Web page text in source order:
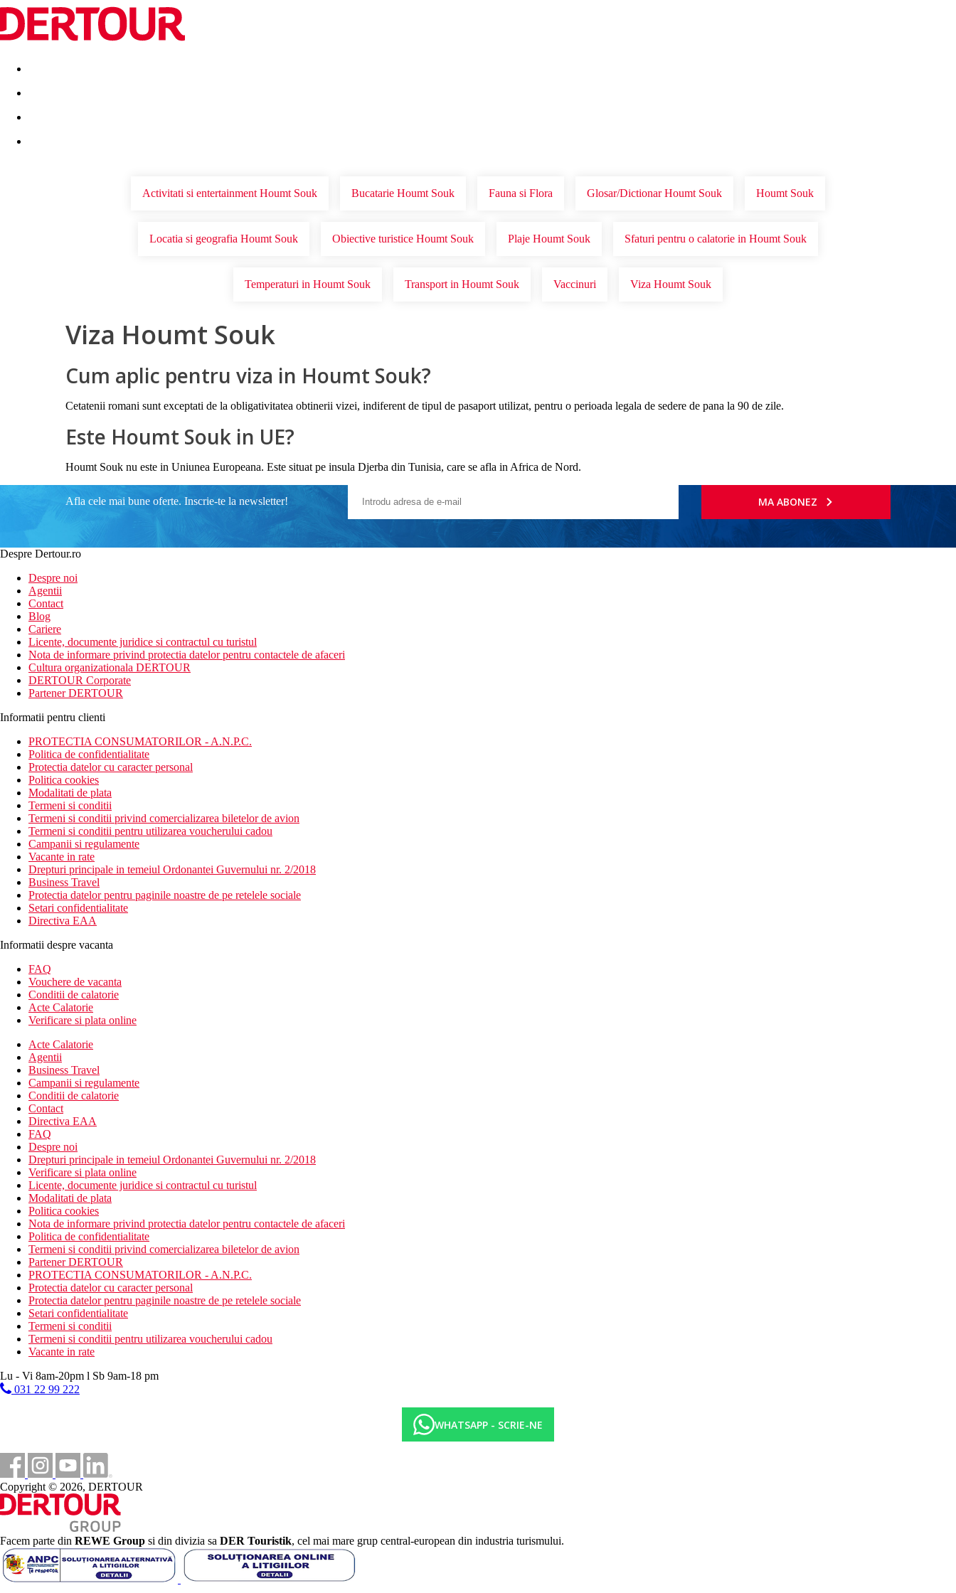
Destinatii Vacanta perfecta OFERTE DE NERATAT
Activitati si entertainment Houmt Souk Bucatarie Houmt Souk Fauna si Flora Glosar/Dictionar Houmt Souk Houmt Souk
Locatia si geografia Houmt Souk Obiective turistice Houmt Souk Plaje Houmt Souk Sfaturi pentru o calatorie in Houmt Souk
Temperaturi in Houmt Souk Transport in Houmt Souk Vaccinuri Viza Houmt Souk
Viza Houmt Souk
Cum aplic pentru viza in Houmt Souk?
Cetatenii romani sunt exceptati de la obligativitatea obtinerii vizei, indiferent de tipul de pasaport utilizat, pentru o perioada legala de sedere de pana la 90 de zile.
Este Houmt Souk in UE?
Houmt Souk nu este in Uniunea Europeana. Este situat pe insula Djerba din Tunisia, care se afla in Africa de Nord.
Afla cele mai bune oferte. Inscrie-te la newsletter! MA ABONEZ
Despre Dertour.ro
Despre noi
Agentii
Contact
Blog
Cariere
Licente, documente juridice si contractul cu turistul
Nota de informare privind protectia datelor pentru contactele de afaceri
Cultura organizationala DERTOUR
DERTOUR Corporate
Partener DERTOUR
Informatii pentru clienti
PROTECTIA CONSUMATORILOR - A.N.P.C.
Politica de confidentialitate
Protectia datelor cu caracter personal
Politica cookies
Modalitati de plata
Termeni si conditii
Termeni si conditii privind comercializarea biletelor de avion
Termeni si conditii pentru utilizarea voucherului cadou
Campanii si regulamente
Vacante in rate
Drepturi principale in temeiul Ordonantei Guvernului nr. 2/2018
Business Travel
Protectia datelor pentru paginile noastre de pe retelele sociale
Setari confidentialitate
Directiva EAA
Informatii despre vacanta
FAQ
Vouchere de vacanta
Conditii de calatorie
Acte Calatorie
Verificare si plata online
Acte Calatorie
Agentii
Business Travel
Campanii si regulamente
Conditii de calatorie
Contact
Directiva EAA
FAQ
Despre noi
Drepturi principale in temeiul Ordonantei Guvernului nr. 2/2018
Verificare si plata online
Licente, documente juridice si contractul cu turistul
Modalitati de plata
Politica cookies
Nota de informare privind protectia datelor pentru contactele de afaceri
Politica de confidentialitate
Termeni si conditii privind comercializarea biletelor de avion
Partener DERTOUR
PROTECTIA CONSUMATORILOR - A.N.P.C.
Protectia datelor cu caracter personal
Protectia datelor pentru paginile noastre de pe retelele sociale
Setari confidentialitate
Termeni si conditii
Termeni si conditii pentru utilizarea voucherului cadou
Vacante in rate
Lu - Vi 8am-20pm l Sb 9am-18 pm
031 22 99 222
WHATSAPP - SCRIE-NE
Copyright © 2026, DERTOUR
Facem parte din REWE Group si din divizia sa DER Touristik, cel mai mare grup central-european din industria turismului.